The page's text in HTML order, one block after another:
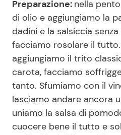
Preparazione: nella
di olio e aggiungiamo la
dadini e la salsiccia
facciamo rosolare il
aggiungiamo il trito
carota, facciamo
tanto. Sfumiamo con il
lasciamo andare ancora
uniamo la salsa di
cuocere bene il tutto e